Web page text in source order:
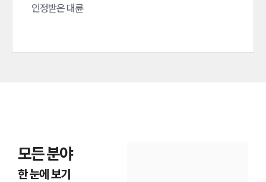
인정받은 대륜
모든 분야
한 눈에 보기